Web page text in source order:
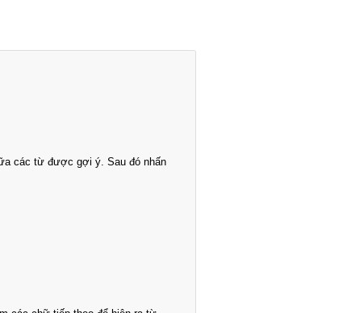
các từ được gợi ý. Sau đó nhấn